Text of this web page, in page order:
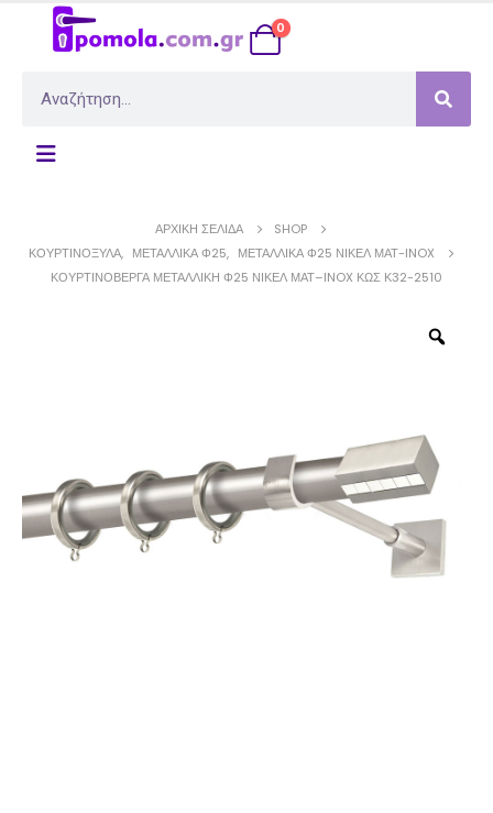
0
ΑΡΧΙΚΉ ΣΕΛΊΔΑ
SHOP
ΚΟΥΡΤΙΝΌΞΥΛΑ, ΜΕΤΑΛΛΙΚΆ Φ25, ΜΕΤΑΛΛΙΚΆ Φ25 ΝΊΚΕΛ ΜΆΤ-INOX
ΚΟΥΡΤΙΝΌΒΕΡΓΑ ΜΕΤΑΛΛΙΚΉ Φ25 ΝΊΚΕΛ ΜΑΤ–INOX ΚΩΣ Κ32-2510